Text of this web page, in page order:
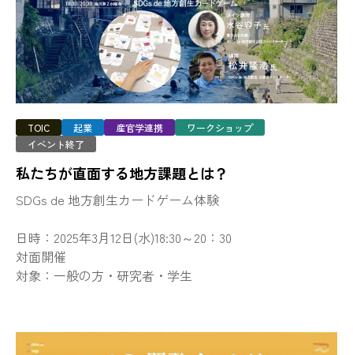
TOIC 起業 産官学連携
ワークショップ
イベント終了
私たちが直面する地方課題とは？
SDGs de 地方創生カードゲーム体験
日時：2025年3月12日(水)18:30～20：30
対面開催
対象：一般の方・研究者・学生